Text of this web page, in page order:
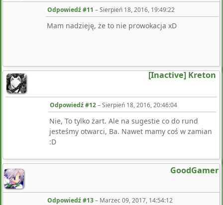
Odpowiedź #11 –Sierpień 18, 2016, 19:49:22
Mam nadzieję, że to nie prowokacja xD
[Inactive] Kreton
Odpowiedź #12–Sierpień 18, 2016, 20:46:04
Nie, To tylko żart. Ale na sugestie co do rund
jesteśmy otwarci, Ba. Nawet mamy coś w zamian
:D
GoodGamer
Odpowiedź #13– Marzec 09, 2017, 14:54:12